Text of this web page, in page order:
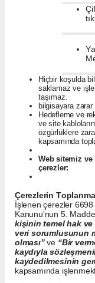
Hiçbir koşulda
saklamaz ve
taşımaz.
bilgisayara
Hedefleme ve
ve site
özgürlüklere
kapsamında
Web sitemiz ve
çerezler:
Çerezlerin
İşlenen çerezler 6698
Kanunu'nun 5.
kişinin temel hak ve
veri sorumlusunun
olması”ve “Bir
kaydıyla
kaydedilmesinin
kapsamında